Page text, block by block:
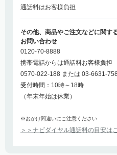
通話料はお客様負担
その他、商品やご注文などに関す
お問い合わせ
0120-70-8888
携帯電話からは通話料お客様負担
0570-022-188 または 03-6631-
受付時間：10時～18時
（年末年始は休業）
※おかけ間違いにご注意ください
＞＞ナビダイヤル通話料の目安は